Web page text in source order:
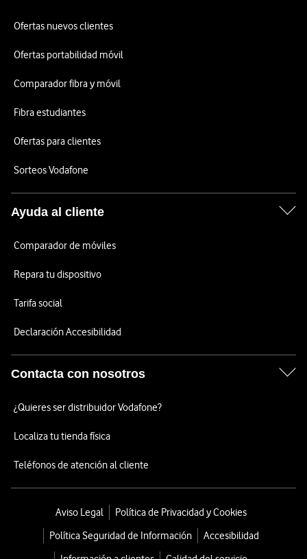
Ofertas nuevos clientes
Ofertas portabilidad móvil
Comparador fibra y móvil
Fibra estudiantes
Ofertas para clientes
Sorteos Vodafone
Ayuda al cliente
Comparador de móviles
Repara tu dispositivo
Tarifa social
Declaración Accesibilidad
Contacta con nosotros
¿Quieres ser distribuidor Vodafone?
Localiza tu tienda física
Teléfonos de atención al cliente
Aviso Legal
Política de Privacidad y Cookies
Política Seguridad de Información
Accesibilidad